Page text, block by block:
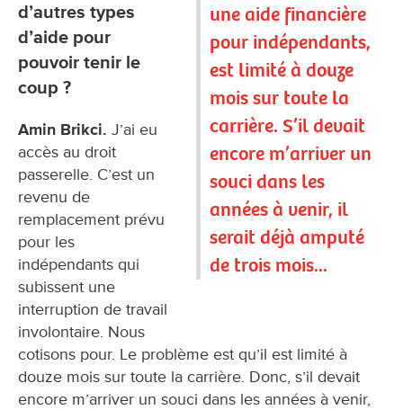
une aide financière
pour indépendants,
est limité à douze
mois sur toute la
carrière. S’il devait
encore m’arriver un
souci dans les
années à venir, il
serait déjà amputé
de trois mois...
d’autres types
d’aide pour
pouvoir tenir le
coup ?
Amin Brikci. J’ai eu
accès au droit
passerelle. C’est un
revenu de
remplacement prévu
pour les
indépendants qui
subissent une
interruption de travail
involontaire. Nous
cotisons pour. Le problème est qu’il est limité à
douze mois sur toute la carrière. Donc, s’il devait
encore m’arriver un souci dans les années à venir,